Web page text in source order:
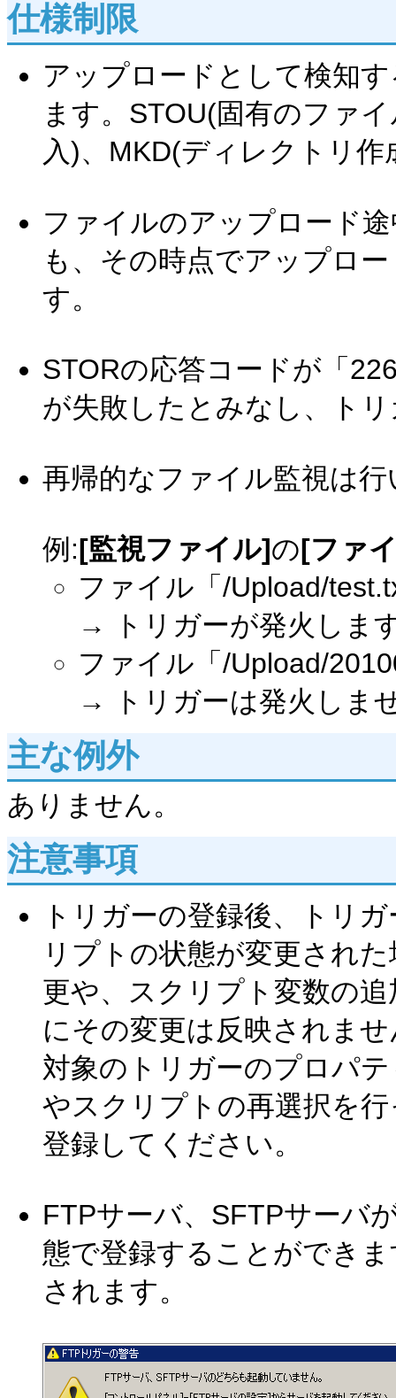
仕様制限
アップロードとして検知
ます。STOU(固有のファ
入)、MKD(ディレクトリ
ファイルのアップロード
も、その時点でアップロ
す。
STORの応答コードが「
が失敗したとみなし、ト
再帰的なファイル監視は
例:[監視ファイル]の[ファ
ファイル「/Upload/
→ トリガーが発火しま
ファイル「/Upload/
→ トリガーは発火しま
主な例外
ありません。
注意事項
トリガーの登録後、トリ
リプトの状態が変更され
更や、スクリプト変数の
にその変更は反映されませ
対象のトリガーのプロパ
やスクリプトの再選択を
登録してください。
FTPサーバ、SFTPサーバ
態で登録することができ
されます。